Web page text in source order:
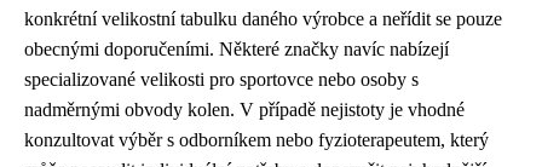
konkrétní velikostní tabulku daného výrobce a neřídit se pouze
obecnými doporučeními. Některé značky navíc nabízejí
specializované velikosti pro sportovce nebo osoby s
nadměrnými obvody kolen. V případě nejistoty je vhodné
konzultovat výběr s odborníkem nebo fyzioterapeutem, který